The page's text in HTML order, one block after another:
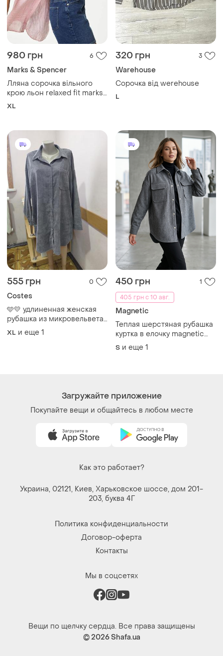
980 грн 6
Marks & Spencer
Лляна сорочка вільного
крою льон relaxed fit marks
& spencer льняная рубашка
XL
320 грн 3
Warehouse
Сорочка від werehouse
L
555 грн 0
Costes
🩵💛 удлиненная женская
рубашка из микровельвета
54-56 р
XL и еще 1
450 грн
1
405 грн с 10 авг.
Magnetic
Теплая шерстяная рубашка
куртка в елочку magnetic
оверсайз серая рубашка s
m
S и еще 1
Загружайте приложение
Покупайте вещи и общайтесь в любом месте
Как это работает?
Украина, 02121, Киев, Харьковское шоссе, дом 201-
203, буква 4Г
Политика конфиденциальности
Договор-оферта
Контакты
Мы в соцсетях
Вещи по щелчку сердца. Все права защищены
© 2026Shafa.ua